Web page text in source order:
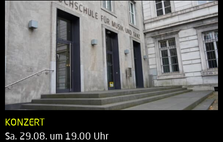
KONZERT
Sa. 29.08. um 19.00 Uhr